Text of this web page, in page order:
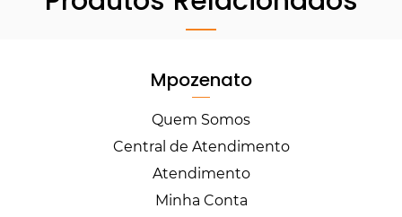
Mpozenato
Quem Somos
Central de Atendimento
Atendimento
Minha Conta